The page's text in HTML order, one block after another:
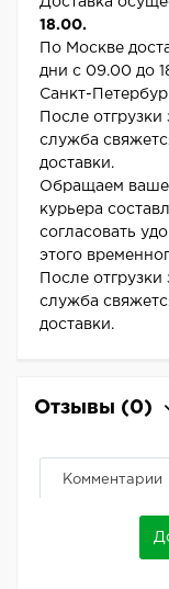
18.00.
По Москве
дни с 09.00 до
Санкт-
После
служба
доставки.
Обращаем ваше
курьера
согласовать
этого
После
служба
доставки.
Отзывы (0)
Комментарии